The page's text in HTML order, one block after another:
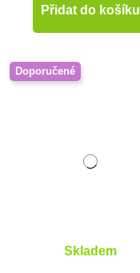
Přidat do košíku
Doporučené
Skladem